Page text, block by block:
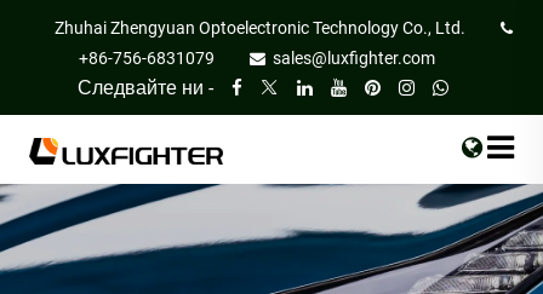
Zhuhai Zhengyuan Optoelectronic Technology Co., Ltd.
+86-756-6831079
sales@luxfighter.com
Следвайте ни -